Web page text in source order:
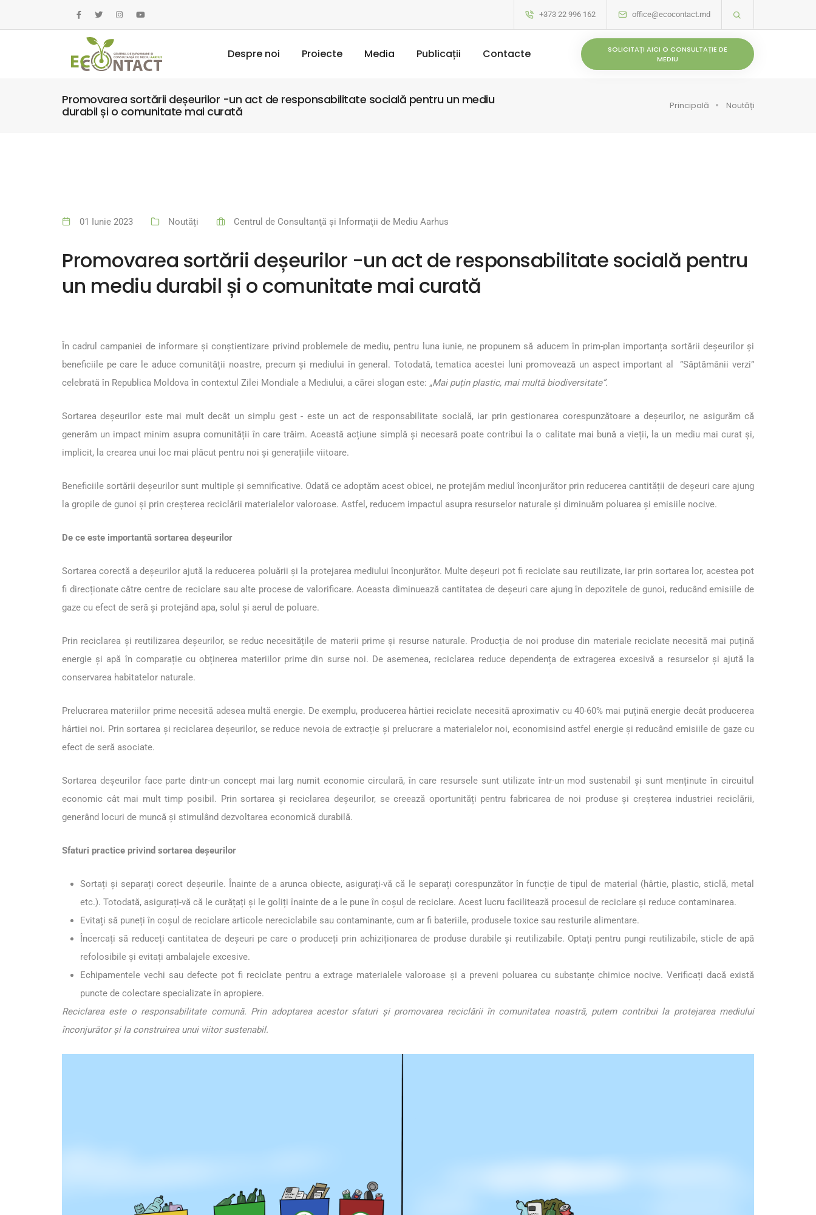
+373 22 996 162 office@ecocontact.md
Despre noi Proiecte Media Publicații Contacte
SOLICITAȚI AICI O CONSULTAȚIE DE
MEDIU
Promovarea sortării deșeurilor -un act de responsabilitate socială pentru un mediu
durabil și o comunitate mai curată
Principală Noutăți
01 Iunie 2023 Noutăți Centrul de Consultanţă şi Informaţii de Mediu Aarhus
Promovarea sortării deșeurilor -un act de responsabilitate socială pentru
un mediu durabil și o comunitate mai curată
În cadrul campaniei de informare și conștientizare privind problemele de mediu, pentru luna iunie, ne propunem să aducem în prim-plan importanța sortării deșeurilor și
beneficiile pe care le aduce comunității noastre, precum și mediului în general. Totodată, tematica acestei luni promovează un aspect important al ”Săptămânii verzi”
celebrată în Republica Moldova în contextul Zilei Mondiale a Mediului, a cărei slogan este: „Mai puțin plastic, mai multă biodiversitate”.
Sortarea deșeurilor este mai mult decât un simplu gest - este un act de responsabilitate socială, iar prin gestionarea corespunzătoare a deșeurilor, ne asigurăm că
generăm un impact minim asupra comunității în care trăim. Această acțiune simplă și necesară poate contribui la o calitate mai bună a vieții, la un mediu mai curat și,
implicit, la crearea unui loc mai plăcut pentru noi și generațiile viitoare.
Beneficiile sortării deșeurilor sunt multiple și semnificative. Odată ce adoptăm acest obicei, ne protejăm mediul înconjurător prin reducerea cantității de deșeuri care ajung
la gropile de gunoi și prin creșterea reciclării materialelor valoroase. Astfel, reducem impactul asupra resurselor naturale și diminuăm poluarea și emisiile nocive.
De ce este importantă sortarea deșeurilor
Sortarea corectă a deșeurilor ajută la reducerea poluării și la protejarea mediului înconjurător. Multe deșeuri pot fi reciclate sau reutilizate, iar prin sortarea lor, acestea pot
fi direcționate către centre de reciclare sau alte procese de valorificare. Aceasta diminuează cantitatea de deșeuri care ajung în depozitele de gunoi, reducând emisiile de
gaze cu efect de seră și protejând apa, solul și aerul de poluare.
Prin reciclarea și reutilizarea deșeurilor, se reduc necesitățile de materii prime și resurse naturale. Producția de noi produse din materiale reciclate necesită mai puțină
energie și apă în comparație cu obținerea materiilor prime din surse noi. De asemenea, reciclarea reduce dependența de extragerea excesivă a resurselor și ajută la
conservarea habitatelor naturale.
Prelucrarea materiilor prime necesită adesea multă energie. De exemplu, producerea hârtiei reciclate necesită aproximativ cu 40-60% mai puțină energie decât producerea
hârtiei noi. Prin sortarea și reciclarea deșeurilor, se reduce nevoia de extracție și prelucrare a materialelor noi, economisind astfel energie și reducând emisiile de gaze cu
efect de seră asociate.
Sortarea deșeurilor face parte dintr-un concept mai larg numit economie circulară, în care resursele sunt utilizate într-un mod sustenabil și sunt menținute în circuitul
economic cât mai mult timp posibil. Prin sortarea și reciclarea deșeurilor, se creează oportunități pentru fabricarea de noi produse și creșterea industriei reciclării,
generând locuri de muncă și stimulând dezvoltarea economică durabilă.
Sfaturi practice privind sortarea deșeurilor
Sortați și separați corect deșeurile. Înainte de a arunca obiecte, asigurați-vă că le separați corespunzător în funcție de tipul de material (hârtie, plastic, sticlă, metal
etc.). Totodată, asigurați-vă că le curățați și le goliți înainte de a le pune în coșul de reciclare. Acest lucru facilitează procesul de reciclare și reduce contaminarea.
Evitați să puneți în coșul de reciclare articole nereciclabile sau contaminante, cum ar fi bateriile, produsele toxice sau resturile alimentare.
Încercați să reduceți cantitatea de deșeuri pe care o produceți prin achiziționarea de produse durabile și reutilizabile. Optați pentru pungi reutilizabile, sticle de apă
refolosibile și evitați ambalajele excesive.
Echipamentele vechi sau defecte pot fi reciclate pentru a extrage materialele valoroase și a preveni poluarea cu substanțe chimice nocive. Verificați dacă există
puncte de colectare specializate în apropiere.
Reciclarea este o responsabilitate comună. Prin adoptarea acestor sfaturi și promovarea reciclării în comunitatea noastră, putem contribui la protejarea mediului
înconjurător și la construirea unui viitor sustenabil.